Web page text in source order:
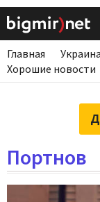
Главная Украина
Хорошие новости
Портнов